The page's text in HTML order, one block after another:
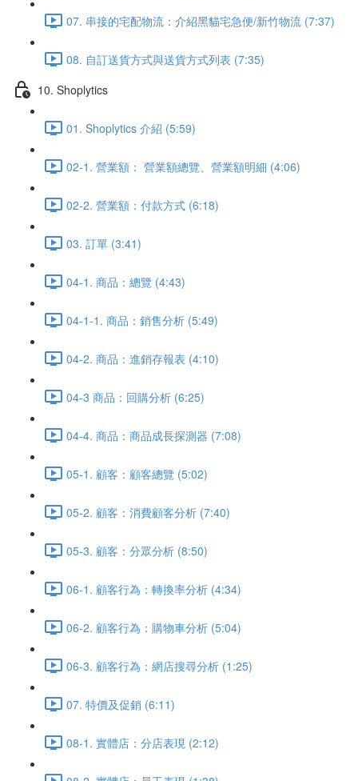
07. 串接的宅配物流：介紹黑貓宅急便/新竹物流 (7:37)
08. 自訂送貨方式與送貨方式列表 (7:35)
10. Shoplytics
01. Shoplytics 介紹 (5:59)
02-1. 營業額： 營業額總覽、營業額明細 (4:06)
02-2. 營業額：付款方式 (6:18)
03. 訂單 (3:41)
04-1. 商品：總覽 (4:43)
04-1-1. 商品：銷售分析 (5:49)
04-2. 商品：進銷存報表 (4:10)
04-3 商品：回購分析 (6:25)
04-4. 商品：商品成長探測器 (7:08)
05-1. 顧客：顧客總覽 (5:02)
05-2. 顧客：消費顧客分析 (7:40)
05-3. 顧客：分眾分析 (8:50)
06-1. 顧客行為：轉換率分析 (4:34)
06-2. 顧客行為：購物車分析 (5:04)
06-3. 顧客行為：網店搜尋分析 (1:25)
07. 特價及促銷 (6:11)
08-1. 實體店：分店表現 (2:12)